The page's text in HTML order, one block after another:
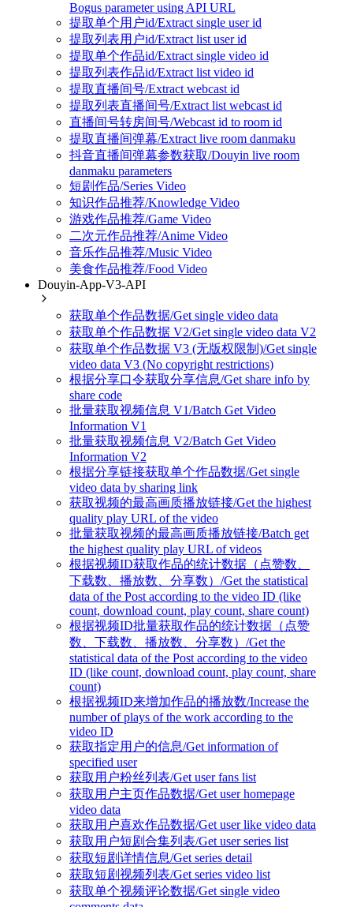
Bogus parameter using API URL
提取单个用户id/Extract single user id
提取列表用户id/Extract list user id
提取单个作品id/Extract single video id
提取列表作品id/Extract list video id
提取直播间号/Extract webcast id
提取列表直播间号/Extract list webcast id
直播间号转房间号/Webcast id to room id
提取直播间弹幕/Extract live room danmaku
抖音直播间弹幕参数获取/Douyin live room
danmaku parameters
短剧作品/Series Video
知识作品推荐/Knowledge Video
游戏作品推荐/Game Video
二次元作品推荐/Anime Video
音乐作品推荐/Music Video
美食作品推荐/Food Video
Douyin-App-V3-API
获取单个作品数据/Get single video data
获取单个作品数据 V2/Get single video data V2
获取单个作品数据 V3 (无版权限制)/Get single
video data V3 (No copyright restrictions)
根据分享口令获取分享信息/Get share info by
share code
批量获取视频信息 V1/Batch Get Video
Information V1
批量获取视频信息 V2/Batch Get Video
Information V2
根据分享链接获取单个作品数据/Get single
video data by sharing link
获取视频的最高画质播放链接/Get the highest
quality play URL of the video
批量获取视频的最高画质播放链接/Batch get
the highest quality play URL of videos
根据视频ID获取作品的统计数据（点赞数、
下载数、播放数、分享数）/Get the statistical
data of the Post according to the video ID (like
count, download count, play count, share count)
根据视频ID批量获取作品的统计数据（点赞
数、下载数、播放数、分享数）/Get the
statistical data of the Post according to the video
ID (like count, download count, play count, share
count)
根据视频ID来增加作品的播放数/Increase the
number of plays of the work according to the
video ID
获取指定用户的信息/Get information of
specified user
获取用户粉丝列表/Get user fans list
获取用户主页作品数据/Get user homepage
video data
获取用户喜欢作品数据/Get user like video data
获取用户短剧合集列表/Get user series list
获取短剧详情信息/Get series detail
获取短剧视频列表/Get series video list
获取单个视频评论数据/Get single video